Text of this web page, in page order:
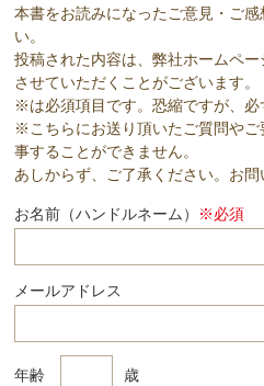
本書をお読みになったご意見・ご
い。
投稿された内容は、弊社ホームペ
させていただくことがございます。
※は必須項目です。恐縮ですが、必
※こちらにお送り頂いたご質問や
事することができません。
あしからず、ご了承ください。お問
お名前（ハンドルネーム） ※必須
メールアドレス
年齢 歳